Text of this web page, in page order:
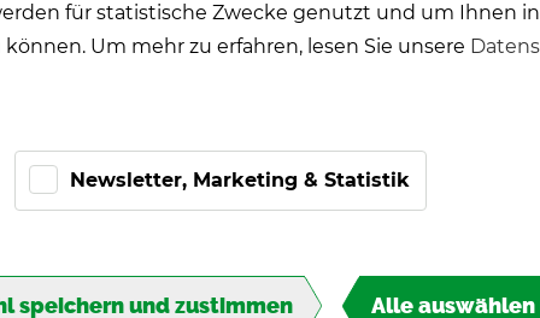
für statistische Zwecke genutzt und um Ihnen
Um mehr zu erfahren, lesen Sie unsere
Newsletter, Marketing & Statistik
speichern und zustimmen Alle